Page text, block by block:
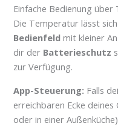
Einfache Bedienung
Die Temperatur lässt
Bedienfeld mit kleiner
dir der Batterieschutz
zur Verfügung.
App-Steuerung: Falls
erreichbaren Ecke
oder in einer